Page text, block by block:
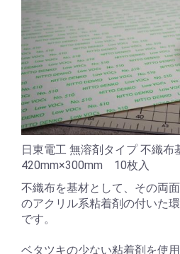
日東電工 無溶剤タイプ 不織布
420mm×300mm 10枚入
不織布を基材として、その両
のアクリル系粘着剤の付いた
です。
ベタツキの少ない粘着剤を使